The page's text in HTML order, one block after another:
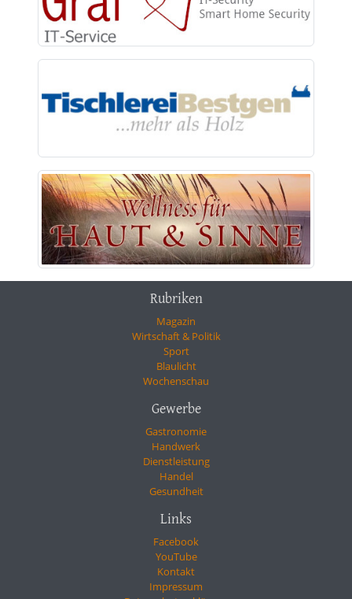
Rubriken
Magazin
Wirtschaft & Politik
Sport
Blaulicht
Wochenschau
Gewerbe
Gastronomie
Handwerk
Dienstleistung
Handel
Gesundheit
Links
Facebook
YouTube
Kontakt
Impressum